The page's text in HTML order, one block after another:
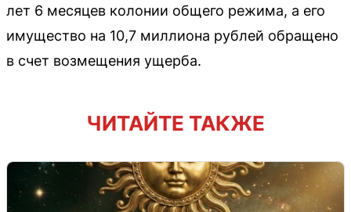
лет 6 месяцев колонии общего режима, а его
имущество на 10,7 миллиона рублей обращено
в счет возмещения ущерба.
ЧИТАЙТЕ ТАКЖЕ